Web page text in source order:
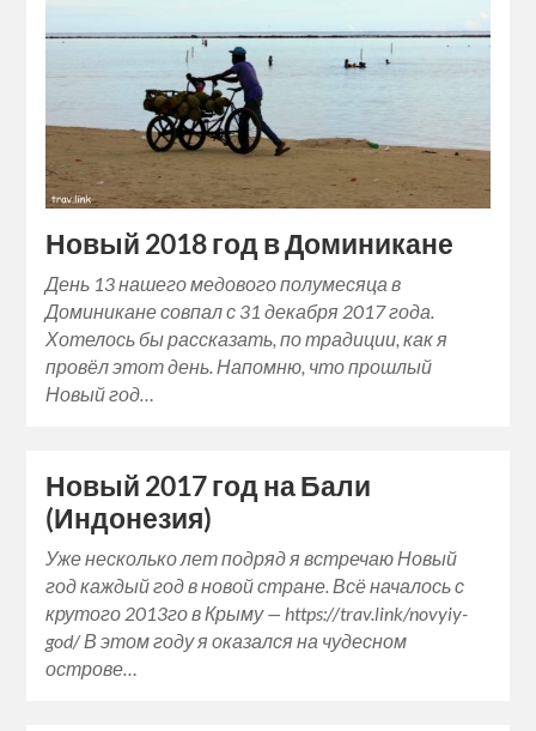
Новый 2018 год в Доминикане
День 13 нашего медового полумесяца в
Доминикане совпал с 31 декабря 2017 года.
Хотелось бы рассказать, по традиции, как я
провёл этот день. Напомню, что прошлый
Новый год…
Новый 2017 год на Бали
(Индонезия)
Уже несколько лет подряд я встречаю Новый
год каждый год в новой стране. Всё началось с
крутого 2013го в Крыму — https://trav.link/novyiy-
god/ В этом году я оказался на чудесном
острове…